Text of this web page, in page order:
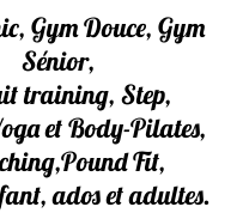
Gym Douce, Gym
Sénior,
training, Step,
et Body-Pilates,
Fit,
ados et adultes.